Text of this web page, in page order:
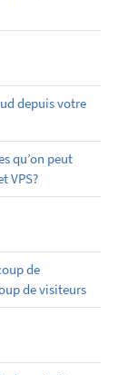
depuis votre
qu’on peut
VPS?
de
de visiteurs